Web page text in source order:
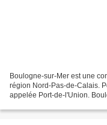
Boulogne-sur-Mer est une
région Nord-Pas-de-Calais.
appelée Port-de-l'Union.